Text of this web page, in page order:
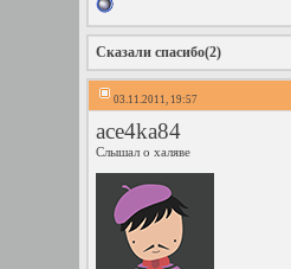
Сказали спасибо(2)
03.11.2011, 19:57
ace4ka84
Слышал о халяве